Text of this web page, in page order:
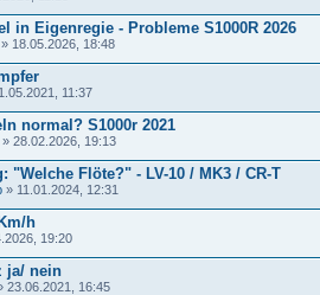
in Eigenregie - Probleme S1000R 2026
» 18.05.2026, 18:48
11:37
normal? S1000r 2021
» 28.02.2026, 19:13
"Welche Flöte?" - LV-10 / MK3 / CR-T
» 11.01.2024, 12:31
h
19:20
ja/ nein
23.06.2021, 16:45